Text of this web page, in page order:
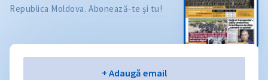
Republica Moldova. Abonează-te și tu!
+ Adaugă email